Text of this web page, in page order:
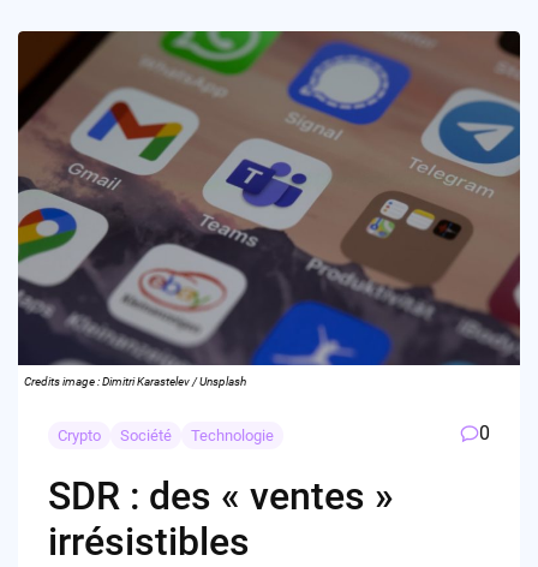
Credits image : Dimitri Karastelev / Unsplash
Crypto Société Technologie 0
SDR : des « ventes »
irrésistibles